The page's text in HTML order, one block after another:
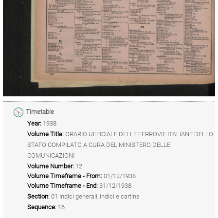
Timetable
Year: 1938
Volume Title: ORARIO UFFICIALE DELLE FERROVIE ITALIANE DELLO
STATO COMPILATO A CURA DEL MINISTERO DELLE
COMUNICAZIONI
Volume Number: 12
Volume Timeframe - From: 01/12/1938
Volume Timeframe - End: 31/12/1938
Section: 01 Indici generali, indici e cartina
Sequence: 16